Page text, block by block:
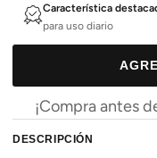
Característica
para uso diario
¡Compra antes
DESCRIPCIÓN